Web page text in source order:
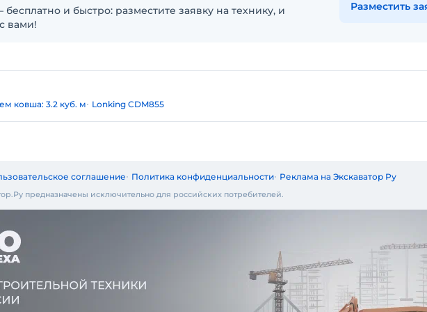
и быстро: разместите заявку на технику, и
вами!
Разместить
ковша: 3.2 куб. м Lonking CDM855
соглашение Политика конфиденциальности Реклама на Экскаватор Ру
предназначены исключительно для российских потребителей.